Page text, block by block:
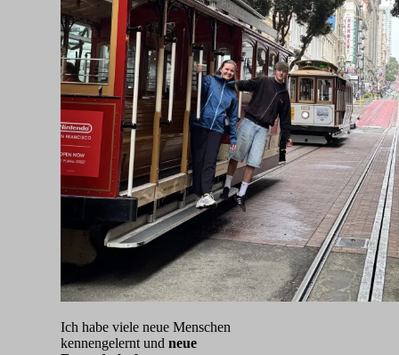
Ich habe viele neue Menschen
kennengelernt und neue